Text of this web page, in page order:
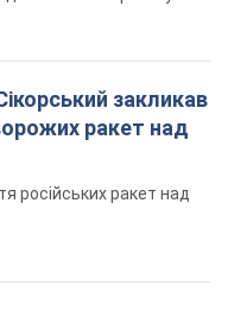
закликав
ракет над
російських ракет над